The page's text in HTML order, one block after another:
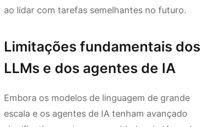
ao lidar com tarefas semelhantes no futuro.
Limitações fundamentais dos
LLMs e dos agentes de IA
Embora os modelos de linguagem de grande
escala e os agentes de IA tenham avançado